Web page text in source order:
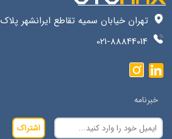
تهران خیابان سمیه تقاطع ایرانشهر پلاک 192 طبقه سوم واحد 11
021-88844014
خبرنامه
اشتراک